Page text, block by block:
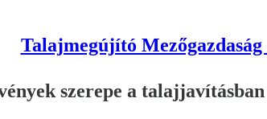
Talajmegújító
szerepe a talajjavításban